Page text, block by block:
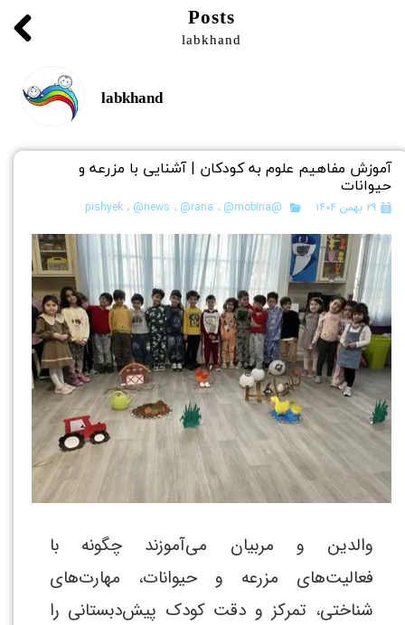
Posts
labkhand
labkhand
آموزش مفاهیم علوم به کودکان | آشنایی با مزرعه و
حیوانات
۲۹ بهمن ۱۴۰۴ @pishyek ، @news ، @rana ، @mobina
والدین و مربیان می‌آموزند چگونه با
فعالیت‌های مزرعه و حیوانات، مهارت‌های
شناختی، تمرکز و دقت کودک پیش‌دبستانی را